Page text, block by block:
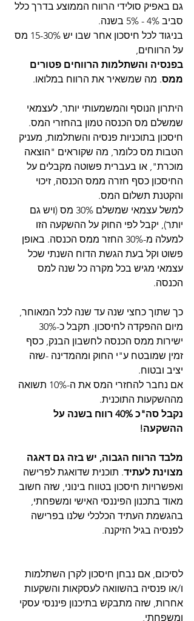
גם באפיק סולידי הרווח הממוצע בדרך כלל
סביב 4% - 5% בשנה.
בניגוד לכל חיסכון אחר שבו יש 15-30% מס
על הרווחים,
בפנסיה והשתלמות הרווחים פטורים
ממס. מה שמשאיר את הרווח במלואו.
היתרון הנוסף והמשמעותי יותר, לעצמאי
שמשלם מס הכנסה טמון בהחזרי המס.
חיסכון בתוכניות פנסיה והשתלמות, מעניק
הטבות מס כלומר, מה שקוראים "הוצאה
מוכרת", או בעברית פשוטה מקבלים על
החיסכון כסף חזרה ממס הכנסה, זיכוי
והקטנת תשלום המס.
למשל עצמאי שמשלם 30% מס (ויש גם
יותר), יקבל לפי החוק על ההשקעה הזו
למעלה מ-30% החזר ממס הכנסה. באופן
פשוט וקל בעת הגשת הדוח השנתי שכל
עצמאי מגיש בכל מקרה כל שנה למס
הכנסה.
כך שתוך כחצי שנה עד שנה לכל המאוחר,
ישירות ממס הכנסה לחשבון הבנק, כסף
זמין שמובטח ע"י החוק ומהמדינה -שזה
יציב ובטוח.
אם נחבר להחזרי המס את ה-10% תשואה
מההשקעות התוכנית.
נקבל סה"כ 40% רווח בשנה על
ההשקעה!
מלבד הרווח הגבוה, יש בזה גם דאגה
מצוינת לעתיד. תוכנית שדואגת לפרישה
ואפשרויות חיסכון בטווח בינוני, שזה חשוב
מאוד בתכנון הפיננסי האישי ומשפחתי,
בהגשמת העתיד הכלכלי שלנו בפרישה
לפנסיה בגיל הזיקנה.
לסיכום, אם נבחן חיסכון לקרן השתלמות
ו/או פנסיה בהשוואה לעסקאות והשקעות
אחרות, שזה מתבקש בתיכנון פיננסי עסקי
ומשפחתי,